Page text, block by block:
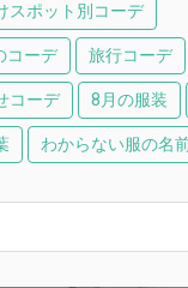
スポット別コーデ
コーデ 旅行コーデ
コーデ 8月の服装
わからない服の名